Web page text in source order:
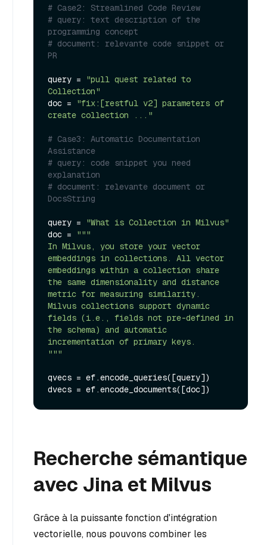
# Case2: Streamlined Code Review
# query: text description of the
programming concept
# document: relevante code snippet or
PR
query =
"pull quest related to
Collection"
doc =
"fix:[restful v2] parameters of
create collection ..."
# Case3: Automatic Documentation
Assistance
# query: code snippet you need
explanation
# document: relevante document or
DocsString
query =
"What is Collection in Milvus"
doc =
"""
In Milvus, you store your vector
embeddings in collections. All vector
embeddings within a collection share
the same dimensionality and distance
metric for measuring similarity.
Milvus collections support dynamic
fields (i.e., fields not pre-defined in
the schema) and automatic
incrementation of primary keys.
"""
qvecs = ef.encode_queries([query])
Recherche sémantique
avec Jina et Milvus
Grâce à la puissante fonction d'intégration
vectorielle, nous pouvons combiner les